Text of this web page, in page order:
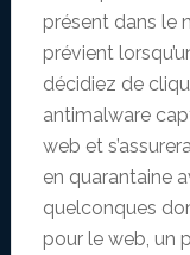
présent dans le
prévient
décidiez de
antimalware
web et
en quarantaine
quelconques
pour le web, un